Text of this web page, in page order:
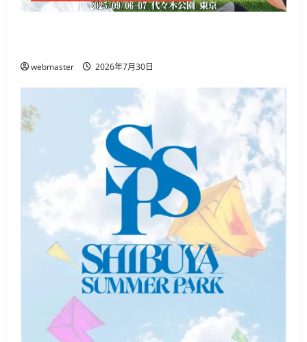
webmaster 2026年7月30日